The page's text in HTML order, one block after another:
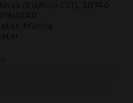
(Edificio CIT), 30740
Murcia